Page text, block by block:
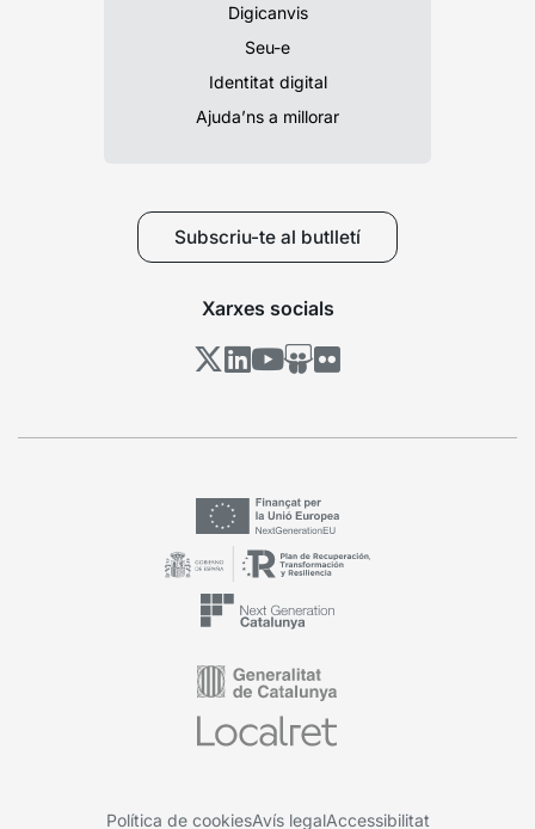
Digicanvis
Seu-e
Identitat digital
Ajuda’ns a millorar
Subscriu-te al butlletí
Xarxes socials
Política de cookiesAvís legalAccessibilitat